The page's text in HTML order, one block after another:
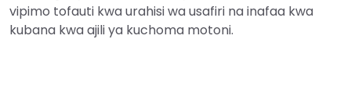
vipimo tofauti kwa urahisi wa usafiri na inafaa kwa
kubana kwa ajili ya kuchoma motoni.